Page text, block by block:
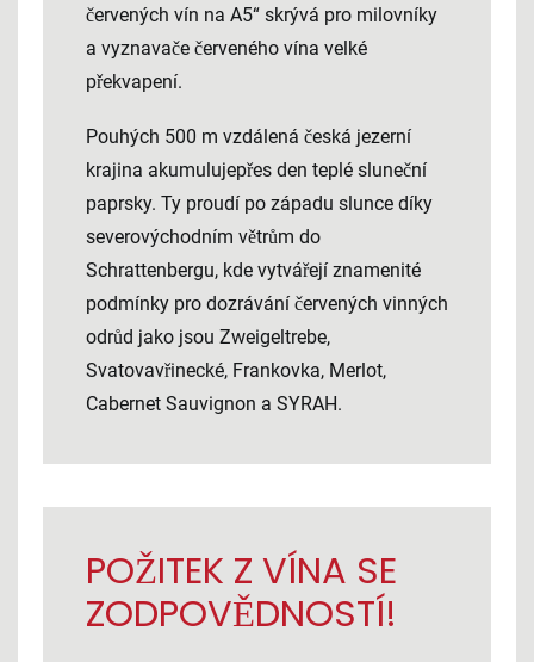
červených vín na A5“ skrývá pro milovníky
a vyznavače červeného vína velké
překvapení.
Pouhých 500 m vzdálená česká jezerní
krajina akumulujepřes den teplé sluneční
paprsky. Ty proudí po západu slunce díky
severovýchodním větrům do
Schrattenbergu, kde vytvářejí znamenité
podmínky pro dozrávání červených vinných
odrůd jako jsou Zweigeltrebe,
Svatovavřinecké, Frankovka, Merlot,
Cabernet Sauvignon a SYRAH.
POŽITEK Z VÍNA SE
ZODPOVĚDNOSTÍ!